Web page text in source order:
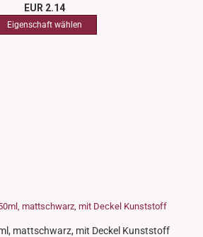
EUR 2.14
mattschwarz, mit Deckel Kunststoff